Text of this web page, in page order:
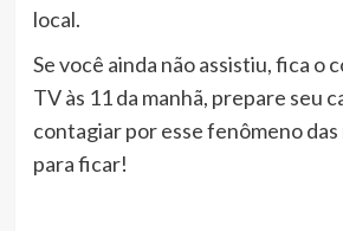
local.
Se você ainda não assistiu, fica o
TV às 11 da manhã, prepare seu
contagiar por esse fenômeno das
para ficar!